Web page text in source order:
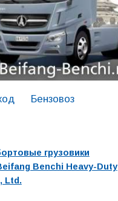
Бензовоз
грузовики
Benchi Heavy-Duty
Ltd.